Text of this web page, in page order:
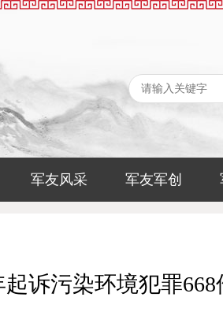
军友风采 军友军创
诉污染环境犯罪668